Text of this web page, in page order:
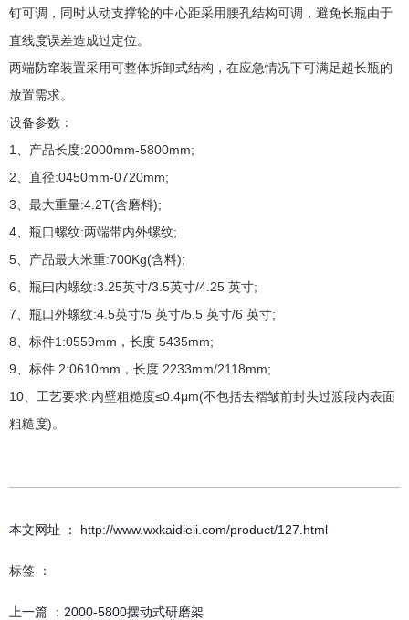
钉可调，同时从动支撑轮的中心距采用腰孔结构可调，避免长瓶由于
直线度误差造成过定位。
两端防窜装置采用可整体拆卸式结构，在应急情况下可满足超长瓶的
放置需求。
设备参数：
1、产品长度:2000mm-5800mm;
2、直径:0450mm-0720mm;
3、最大重量:4.2T(含磨料);
4、瓶口螺纹:两端带内外螺纹;
5、产品最大米重:700Kg(含料);
6、瓶曰内螺纹:3.25英寸/3.5英寸/4.25 英寸;
7、瓶口外螺纹:4.5英寸/5 英寸/5.5 英寸/6 英寸;
8、标件1:0559mm，长度 5435mm;
9、标件 2:0610mm，长度 2233mm/2118mm;
10、工艺要求:内壁粗糙度≤0.4μm(不包括去褶皱前封头过渡段内表面
粗糙度)。
本文网址 ： http://www.wxkaidieli.com/product/127.html
标签 ：
上一篇 ： 2000-5800摆动式研磨架